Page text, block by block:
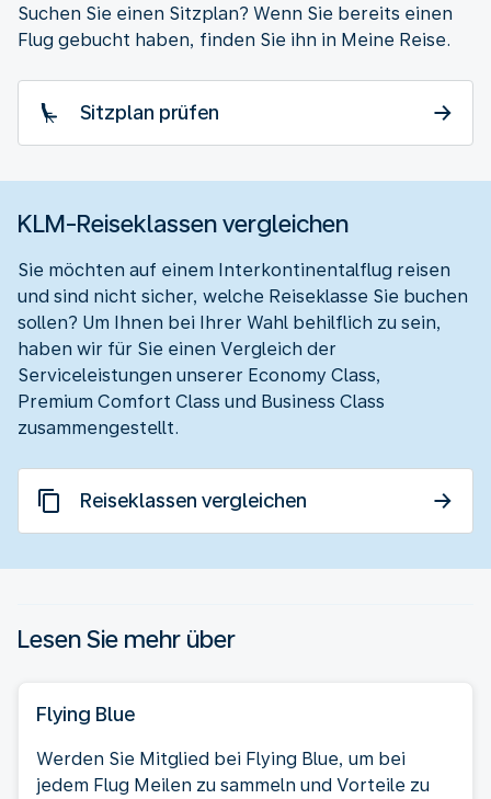
Suchen Sie einen Sitzplan? Wenn Sie bereits einen
Flug gebucht haben, finden Sie ihn in Meine Reise.
Sitzplan prüfen
KLM-Reiseklassen vergleichen
Sie möchten auf einem Interkontinentalflug reisen
und sind nicht sicher, welche Reiseklasse Sie buchen
sollen? Um Ihnen bei Ihrer Wahl behilflich zu sein,
haben wir für Sie einen Vergleich der
Serviceleistungen unserer Economy Class,
Premium Comfort Class und Business Class
zusammengestellt.
Reiseklassen vergleichen
Lesen Sie mehr über
Flying Blue
Werden Sie Mitglied bei Flying Blue, um bei
jedem Flug Meilen zu sammeln und Vorteile zu